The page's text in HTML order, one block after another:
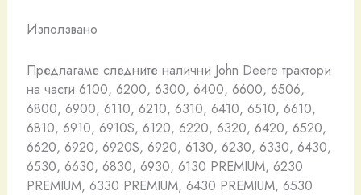
Използвано
Предлагаме следните налични John Deere трактори
на части 6100, 6200, 6300, 6400, 6600, 6506,
6800, 6900, 6110, 6210, 6310, 6410, 6510, 6610,
6810, 6910, 6910S, 6120, 6220, 6320, 6420, 6520,
6620, 6920, 6920S, 6920, 6130, 6230, 6330, 6430,
6530, 6630, 6830, 6930, 6130 PREMIUM, 6230
PREMIUM, 6330 PREMIUM, 6430 PREMIUM, 6530